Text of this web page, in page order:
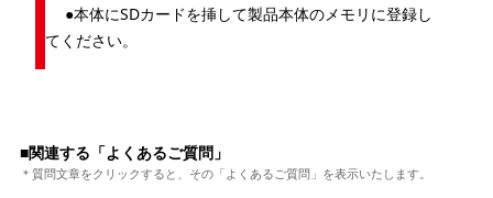
●本体にSDカードを挿して製品本体のメモリに登録し
てください。
■関連する「よくあるご質問」
＊質問文章をクリックすると、その「よくあるご質問」を表示いたします。